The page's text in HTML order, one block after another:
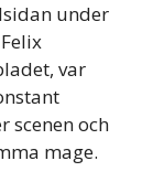
under
var
scenen och
mage.